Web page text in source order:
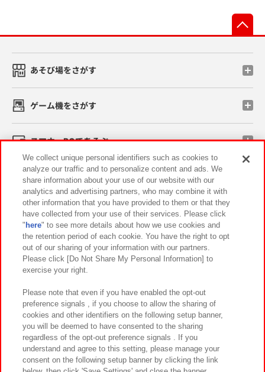
あそび場をさがす
ゲーム機をさがす
スマホ・PCであそぶ
イベント・キャンペーン
関連会社 サステナビリティ サイトポリシー
プライバシーポリシー ウェブアクセシビリティ方針と検証結果
お取引先さまとともに
カスタマーハラスメント対応方針 よくあるご質問・お問い合わせ
We collect unique personal identifiers such as cookies to
analyze our traffic and to personalize content and ads. We
share information about your use of our website with our
analytics and advertising partners, who may combine it with
other information that you have provided to them or that they
have collected from your use of their services. Please click
" here" to see more details about how we use cookies and
the retention period of each cookie. You have the right to opt
out of our sharing of your information with our partners.
Please click [Do Not Share My Personal Information] to
exercise your right.
Please note that even if you have enabled the opt-out
preference signals , if you choose to allow the sharing of
cookies and other identifiers on the following setup banner,
you will be deemed to have consented to the sharing
regardless of the opt-out preference signals . If you
understand and agree to this setting, please manage your
consent on the following setup banner by clicking the link